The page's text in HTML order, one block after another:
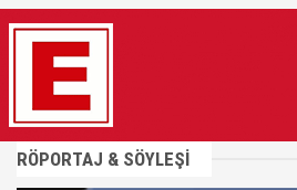
RÖPORTAJ & SÖYLEŞİ